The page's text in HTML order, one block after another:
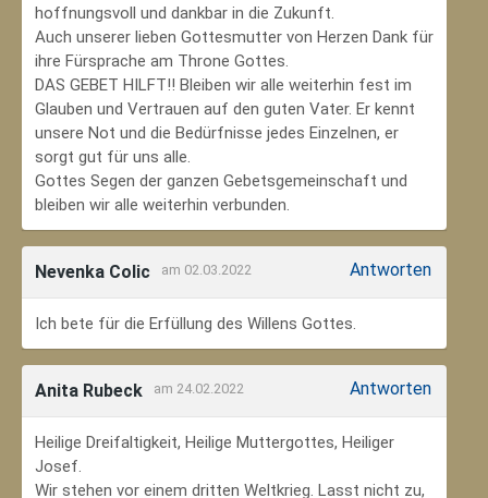
hoffnungsvoll und dankbar in die Zukunft.
Auch unserer lieben Gottesmutter von Herzen Dank für
ihre Fürsprache am Throne Gottes.
DAS GEBET HILFT!! Bleiben wir alle weiterhin fest im
Glauben und Vertrauen auf den guten Vater. Er kennt
unsere Not und die Bedürfnisse jedes Einzelnen, er
sorgt gut für uns alle.
Gottes Segen der ganzen Gebetsgemeinschaft und
bleiben wir alle weiterhin verbunden.
Nevenka Colic am 02.03.2022 Antworten
Ich bete für die Erfüllung des Willens Gottes.
Anita Rubeck am 24.02.2022 Antworten
Heilige Dreifaltigkeit, Heilige Muttergottes, Heiliger
Josef.
Wir stehen vor einem dritten Weltkrieg. Lasst nicht zu,